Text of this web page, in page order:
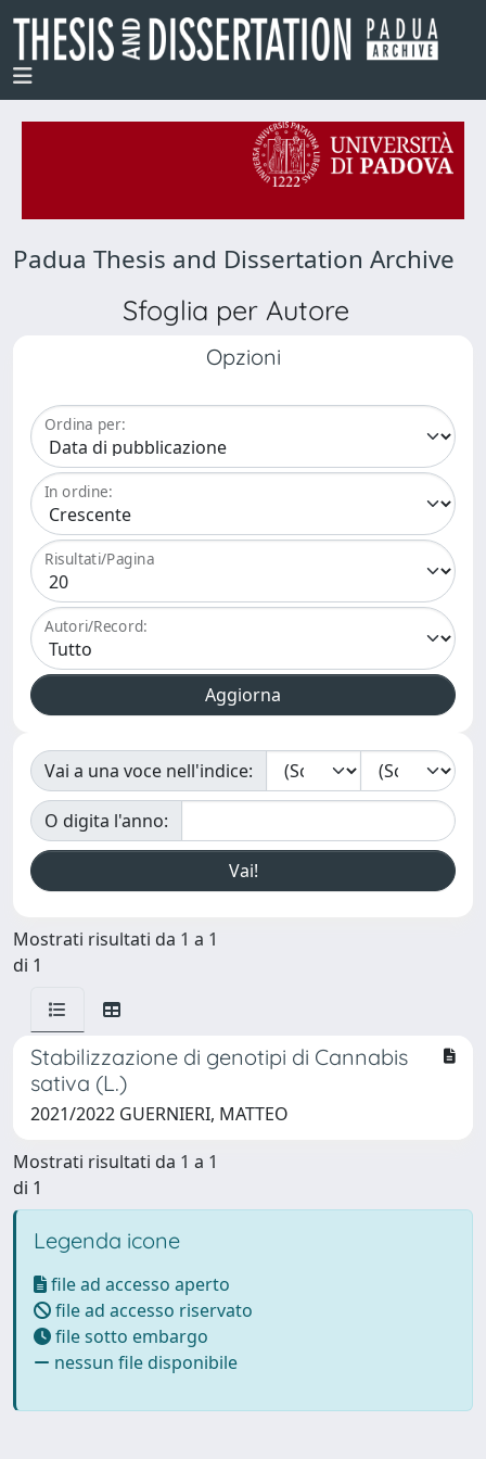
Padua Thesis and Dissertation Archive
Sfoglia per Autore
Opzioni
Ordina per:
In ordine:
Risultati/Pagina
Autori/Record:
Vai a una voce nell'indice:
O digita l'anno:
Mostrati risultati da 1 a 1
di 1
Stabilizzazione di genotipi di Cannabis
sativa (L.)
2021/2022 GUERNIERI, MATTEO
Mostrati risultati da 1 a 1
di 1
Legenda icone
file ad accesso aperto
file ad accesso riservato
file sotto embargo
nessun file disponibile